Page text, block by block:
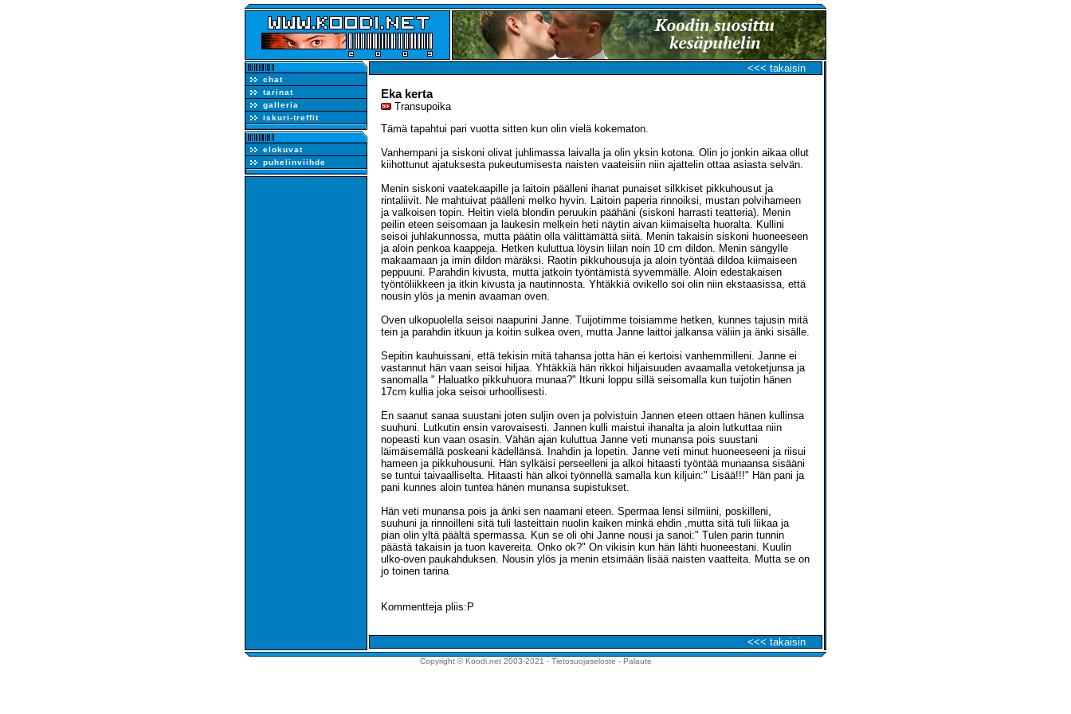
chat
tarinat
galleria
iskuri-treffit
elokuvat
puhelinviihde
<<< takaisin
Eka kerta
Transupoika
Tämä tapahtui pari vuotta sitten kun olin vielä kokematon.
Vanhempani ja siskoni olivat juhlimassa laivalla ja olin yksin kotona. Olin jo jonkin aikaa ollut
kiihottunut ajatuksesta pukeutumisesta naisten vaateisiin niin ajattelin ottaa asiasta selvän.
Menin siskoni vaatekaapille ja laitoin päälleni ihanat punaiset silkkiset pikkuhousut ja
rintaliivit. Ne mahtuivat päälleni melko hyvin. Laitoin paperia rinnoiksi, mustan polvihameen
ja valkoisen topin. Heitin vielä blondin peruukin päähäni (siskoni harrasti teatteria). Menin
peilin eteen seisomaan ja laukesin melkein heti näytin aivan kiimaiselta huoralta. Kullini
seisoi juhlakunnossa, mutta päätin olla välittämättä siitä. Menin takaisin siskoni huoneeseen
ja aloin penkoa kaappeja. Hetken kuluttua löysin liilan noin 10 cm dildon. Menin sängylle
makaamaan ja imin dildon märäksi. Raotin pikkuhousuja ja aloin työntää dildoa kiimaiseen
peppuuni. Parahdin kivusta, mutta jatkoin työntämistä syvemmälle. Aloin edestakaisen
työntöliikkeen ja itkin kivusta ja nautinnosta. Yhtäkkiä ovikello soi olin niin ekstaasissa, että
nousin ylös ja menin avaaman oven.
Oven ulkopuolella seisoi naapurini Janne. Tuijotimme toisiamme hetken, kunnes tajusin mitä
tein ja parahdin itkuun ja koitin sulkea oven, mutta Janne laittoi jalkansa väliin ja änki sisälle.
Sepitin kauhuissani, että tekisin mitä tahansa jotta hän ei kertoisi vanhemmilleni. Janne ei
vastannut hän vaan seisoi hiljaa. Yhtäkkiä hän rikkoi hiljaisuuden avaamalla vetoketjunsa ja
sanomalla " Haluatko pikkuhuora munaa?" Itkuni loppu sillä seisomalla kun tuijotin hänen
17cm kullia joka seisoi urhoollisesti.
En saanut sanaa suustani joten suljin oven ja polvistuin Jannen eteen ottaen hänen kullinsa
suuhuni. Lutkutin ensin varovaisesti. Jannen kulli maistui ihanalta ja aloin lutkuttaa niin
nopeasti kun vaan osasin. Vähän ajan kuluttua Janne veti munansa pois suustani
läimäisemällä poskeani kädellänsä. Inahdin ja lopetin. Janne veti minut huoneeseeni ja riisui
hameen ja pikkuhousuni. Hän sylkäisi perseelleni ja alkoi hitaasti työntää munaansa sisääni
se tuntui taivaalliselta. Hitaasti hän alkoi työnnellä samalla kun kiljuin:" Lisää!!!" Hän pani ja
pani kunnes aloin tuntea hänen munansa supistukset.
Hän veti munansa pois ja änki sen naamani eteen. Spermaa lensi silmiini, poskilleni,
suuhuni ja rinnoilleni sitä tuli lasteittain nuolin kaiken minkä ehdin ,mutta sitä tuli liikaa ja
pian olin yltä päältä spermassa. Kun se oli ohi Janne nousi ja sanoi:" Tulen parin tunnin
päästä takaisin ja tuon kavereita. Onko ok?" On vikisin kun hän lähti huoneestani. Kuulin
ulko-oven paukahduksen. Nousin ylös ja menin etsimään lisää naisten vaatteita. Mutta se on
jo toinen tarina
Kommentteja pliis:P
<<< takaisin
Copyright © Koodi.net 2003-2021 - Tietosuojaseloste - Palaute